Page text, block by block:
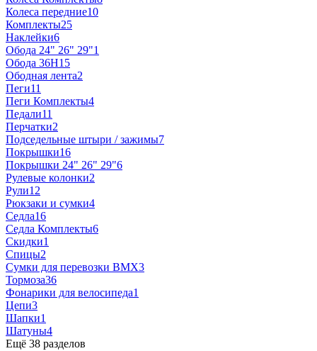
Колеса передние10
Комплекты25
Наклейки6
Обода 24" 26" 29"1
Обода 36H15
Ободная лента2
Пеги11
Пеги Комплекты4
Педали11
Перчатки2
Подседельные штыри / зажимы7
Покрышки16
Покрышки 24" 26" 29"6
Рулевые колонки2
Рули12
Рюкзаки и сумки4
Седла16
Седла Комплекты6
Скидки1
Спицы2
Сумки для перевозки BMX3
Тормоза36
Фонарики для велосипеда1
Цепи3
Шапки1
Шатуны4
Ещё 38 разделов